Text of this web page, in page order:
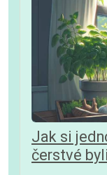
Jak si
čerstvé